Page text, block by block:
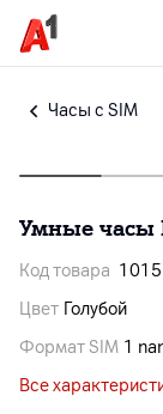
Часы с SIM
Умные часы
Код товара
Цвет Голубой
Формат SIM 1
Все